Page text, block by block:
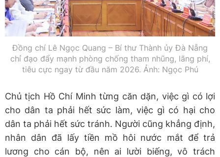
Đồng chí Lê Ngọc Quang – Bí thư Thành ủy Đà Nẵng
chỉ đạo đẩy mạnh phòng chống tham nhũng, lãng phí,
tiêu cực ngay từ đầu năm 2026. Ảnh: Ngọc Phú
Chủ tịch Hồ Chí Minh từng căn dặn, việc gì có lợi
cho dân ta phải hết sức làm, việc gì có hại cho
dân ta phải hết sức tránh. Người cũng khẳng định,
nhân dân đã lấy tiền mồ hôi nước mắt để trả
lương cho cán bộ, nên ai lười biếng, vô trách